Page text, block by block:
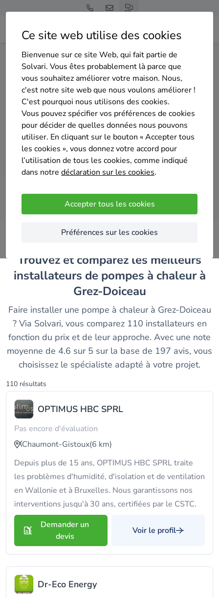
Ce site web utilise des cookies
Bienvenue sur ce site Web, qui fait partie de
Solvari. Vous êtes probablement là parce que
vous souhaitez améliorer votre maison. Nous,
c'est notre site web que nous voulons améliorer !
C'est pourquoi nous utilisons des cookies.
Vous pouvez spécifier vos préférences de cookies
pour décider de quelles données nous pouvons
utiliser. En cliquant sur le bouton « Accepter tous
les cookies », vous donnez votre accord pour
l’utilisation de tous les cookies, comme indiqué
dans notre déclaration sur les cookies.
Accepter tous les cookies
Préférences sur les cookies
Home Pompe à chaleur Brabant wallon Grez-Doiceau
Gratuit et sans engagement
Top 20 des installateurs de
pompes à chaleur à Grez-
Doiceau
Comparer des devis
Trouvez et comparez les meilleurs
installateurs de pompes à chaleur à
Grez-Doiceau
Faire installer une pompe à chaleur à Grez-Doiceau
? Via Solvari, vous comparez 110 installateurs en
fonction du prix et de leur approche. Avec une note
moyenne de 4.6 sur 5 sur la base de 197 avis, vous
choisissez le spécialiste adapté à votre projet.
110 résultats
OPTIMUS HBC SPRL
Pas encore d'évaluation
Chaumont-Gistoux(6 km)
Depuis plus de 15 ans, OPTIMUS HBC SPRL traite
les problèmes d'humidité, d'isolation et de ventilation
en Wallonie et à Bruxelles. Nous garantissons nos
interventions jusqu'à 30 ans, certifiées par le CSTC.
Demander un
devis
Voir le profil
Dr-Eco Energy